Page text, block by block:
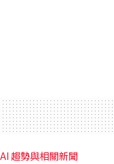
AI 趨勢與相關新聞